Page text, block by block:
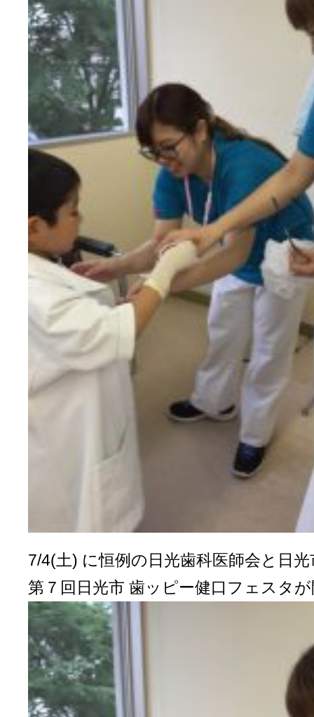
7/4(土) に恒例の日光歯科医師会と日
第７回日光市 歯ッピー健口フェスタ